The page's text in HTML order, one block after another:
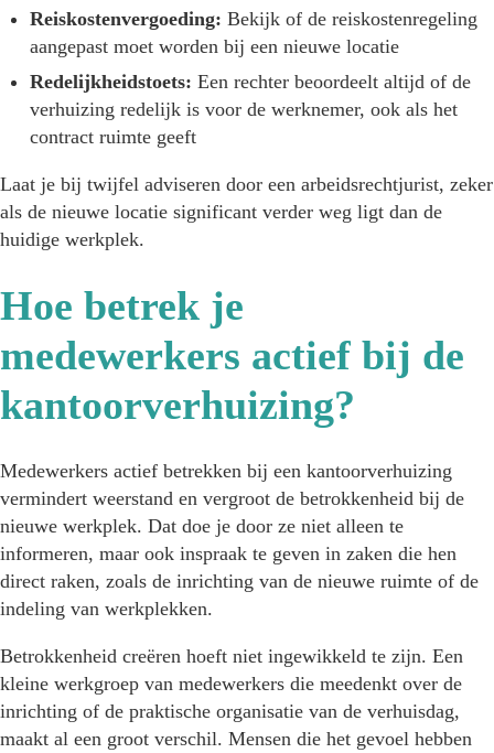
Reiskostenvergoeding: Bekijk of de reiskostenregeling
aangepast moet worden bij een nieuwe locatie
Redelijkheidstoets: Een rechter beoordeelt altijd of de
verhuizing redelijk is voor de werknemer, ook als het
contract ruimte geeft
Laat je bij twijfel adviseren door een arbeidsrechtjurist, zeker
als de nieuwe locatie significant verder weg ligt dan de
huidige werkplek.
Hoe betrek je
medewerkers actief bij de
kantoorverhuizing?
Medewerkers actief betrekken bij een kantoorverhuizing
vermindert weerstand en vergroot de betrokkenheid bij de
nieuwe werkplek. Dat doe je door ze niet alleen te
informeren, maar ook inspraak te geven in zaken die hen
direct raken, zoals de inrichting van de nieuwe ruimte of de
indeling van werkplekken.
Betrokkenheid creëren hoeft niet ingewikkeld te zijn. Een
kleine werkgroep van medewerkers die meedenkt over de
inrichting of de praktische organisatie van de verhuisdag,
maakt al een groot verschil. Mensen die het gevoel hebben